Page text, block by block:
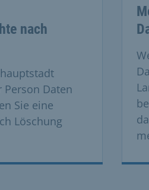
nach
Person Daten
Sie eine
Löschung